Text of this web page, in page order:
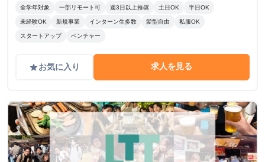
全学年対象 一部リモート可 週3日以上推奨 土日OK 半日OK
未経験OK 新規事業 インターン生多数 髪型自由 私服OK
スタートアップ ベンチャー
gradeお気に入り 求人を見る